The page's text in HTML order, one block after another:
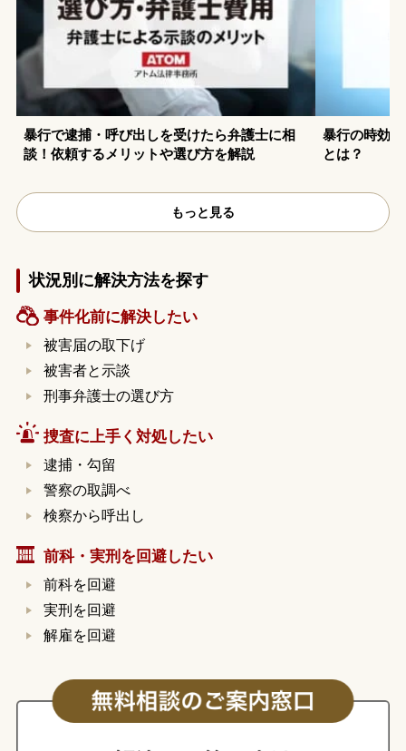
暴行で逮捕・呼び出しを受けたら弁護士に相
談！依頼するメリットや選び方を解説
暴行の時効
とは？
もっと見る
状況別に解決方法を探す
事件化前に解決したい
被害届の取下げ
被害者と示談
刑事弁護士の選び方
捜査に上手く対処したい
逮捕・勾留
警察の取調べ
検察から呼出し
前科・実刑を回避したい
前科を回避
実刑を回避
解雇を回避